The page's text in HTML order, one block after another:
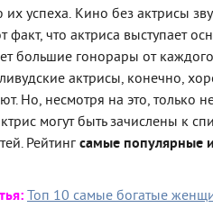
успеха. Кино без актрисы
факт, что актриса выступает
большие гонорары от
актрисы, конечно,
Но, несмотря на это, только
могут быть зачислены к
Рейтинг самые популярные
Топ 10 самые богатые